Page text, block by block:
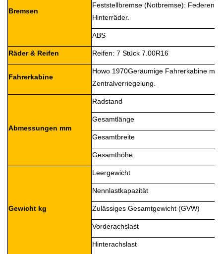
Bremsen
Feststellbremse (Notbremse):
Hinterräder.
ABS
Räder & Reifen Reifen: 7 Stück 7.00R16
Fahrerkabine
Howo 1970Geräumige Fahrerkabine mit
Zentralverriegelung.
Abmessungen mm
Radstand
Gesamtlänge
Gesamtbreite
Gesamthöhe
Gewicht kg
Leergewicht
Nennlastkapazität
Zulässiges Gesamtgewicht (GVW)
Vorderachslast
Hinterachslast